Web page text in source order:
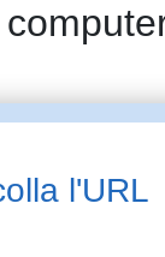
l'URL